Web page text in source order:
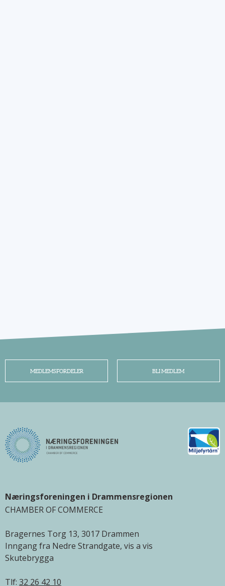
MEDLEMSFORDELER BLI MEDLEM
Næringsforeningen i Drammensregionen
CHAMBER OF COMMERCE
Bragernes Torg 13, 3017 Drammen
Inngang fra Nedre Strandgate, vis a vis
Skutebrygga
Tlf: 32 26 42 10